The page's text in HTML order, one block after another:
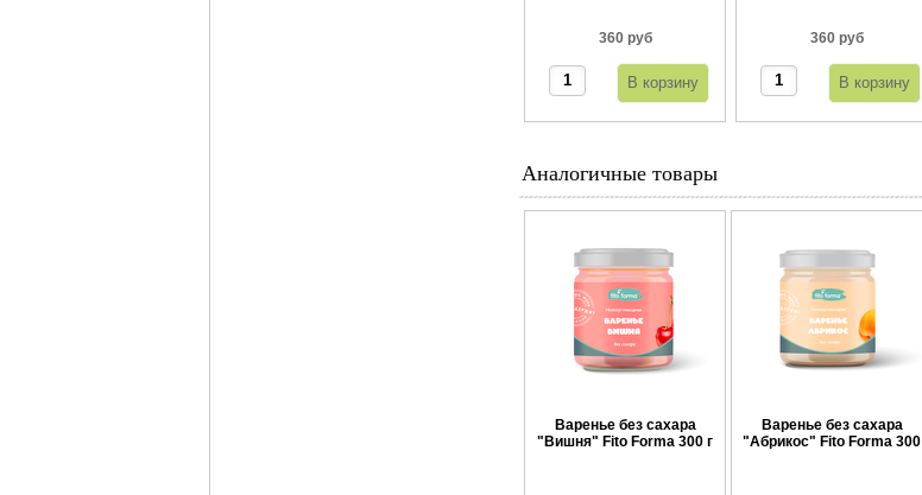
360 руб 360 руб
Аналогичные товары
Варенье без сахара
"Вишня" Fito Forma 300 г
Варенье без сахара
"Абрикос" Fito Forma 300